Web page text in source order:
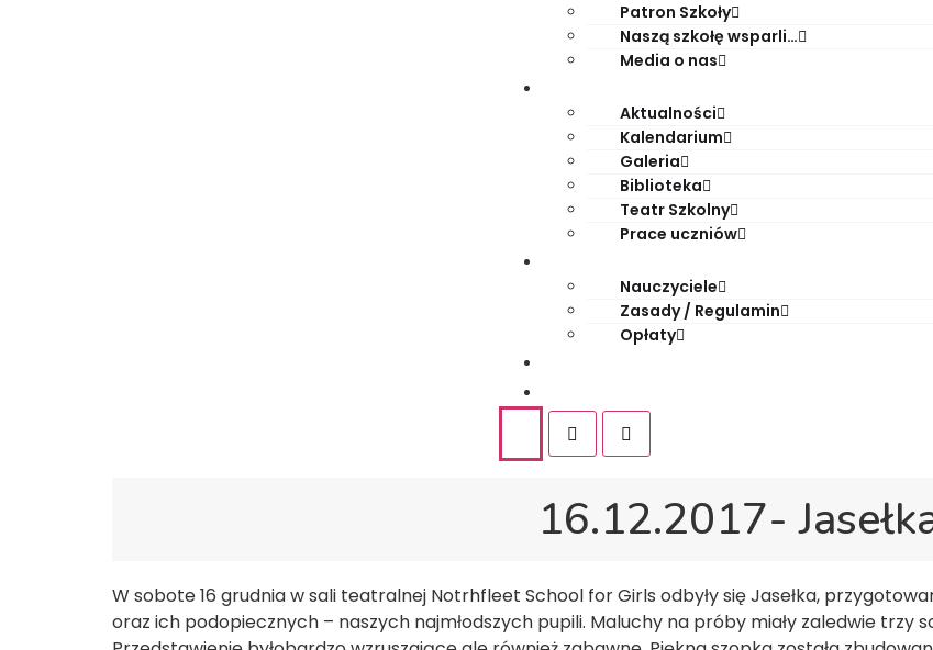
Patron Szkoły
Naszą szkołę wsparli…
Media o nas
Aktualności
Kalendarium
Galeria
Biblioteka
Teatr Szkolny
Prace uczniów
Nauczyciele
Zasady / Regulamin
Opłaty
16.12.2017-
W sobote 16 grudnia w sali teatralnej Notrhfleet School for Girls odbyły się Jasełka,
oraz ich podopiecznych – naszych najmłodszych pupili. Maluchy na próby miały zaledwie trzy